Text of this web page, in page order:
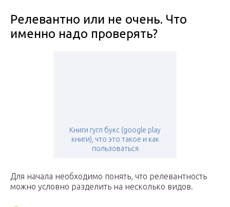
Релевантно или не очень. Что
именно надо проверять?
Книги гугл букс (google play
книги), что это такое и как
пользоваться
Для начала необходимо понять, что релевантность
можно условно разделить на несколько видов.